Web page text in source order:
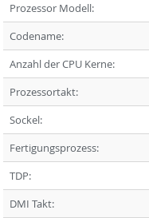
Prozessor Modell:
Codename:
Anzahl der CPU Kerne:
Prozessortakt:
Sockel:
Fertigungsprozess:
TDP:
DMI Takt: